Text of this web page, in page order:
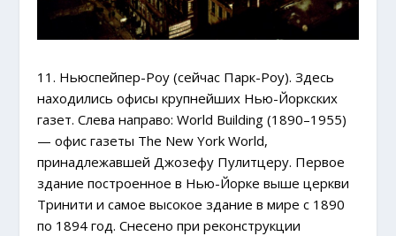
11. Ньюспейпер-Роу (сейчас Парк-Роу). Здесь
находились офисы крупнейших Нью-Йоркских
газет. Слева направо: World Building (1890–1955)
— офис газеты The New York World,
принадлежавшей Джозефу Пулитцеру. Первое
здание построенное в Нью-Йорке выше церкви
Тринити и самое высокое здание в мире с 1890
по 1894 год. Снесено при реконструкции